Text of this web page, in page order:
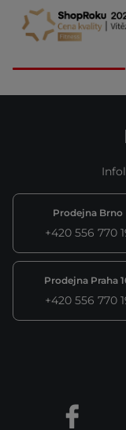
Prodejna Brno
+420 556 770
Prodejna Praha
+420 556 770
Facebook